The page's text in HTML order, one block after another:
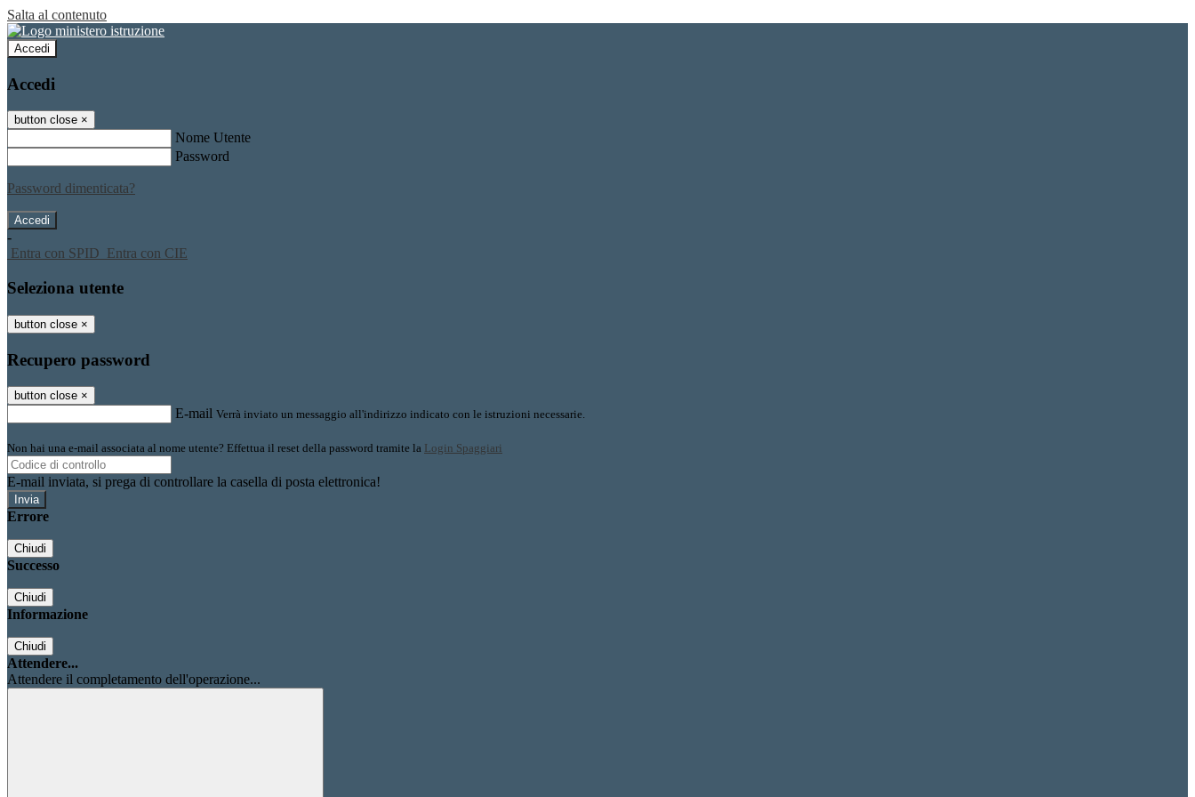
Salta al contenuto
Accedi
Accedi
button close ×
Nome Utente
Password
Password dimenticata?
-
Entra con SPID Entra con CIE
Seleziona utente
button close ×
Recupero password
button close ×
E-mail Verrà inviato un messaggio all'indirizzo indicato con le istruzioni necessarie.
Non hai una e-mail associata al nome utente? Effettua il reset della password tramite la Login Spaggiari
E-mail inviata, si prega di controllare la casella di posta elettronica!
Errore
Chiudi
Successo
Chiudi
Informazione
Chiudi
Attendere...
Attendere il completamento dell'operazione...